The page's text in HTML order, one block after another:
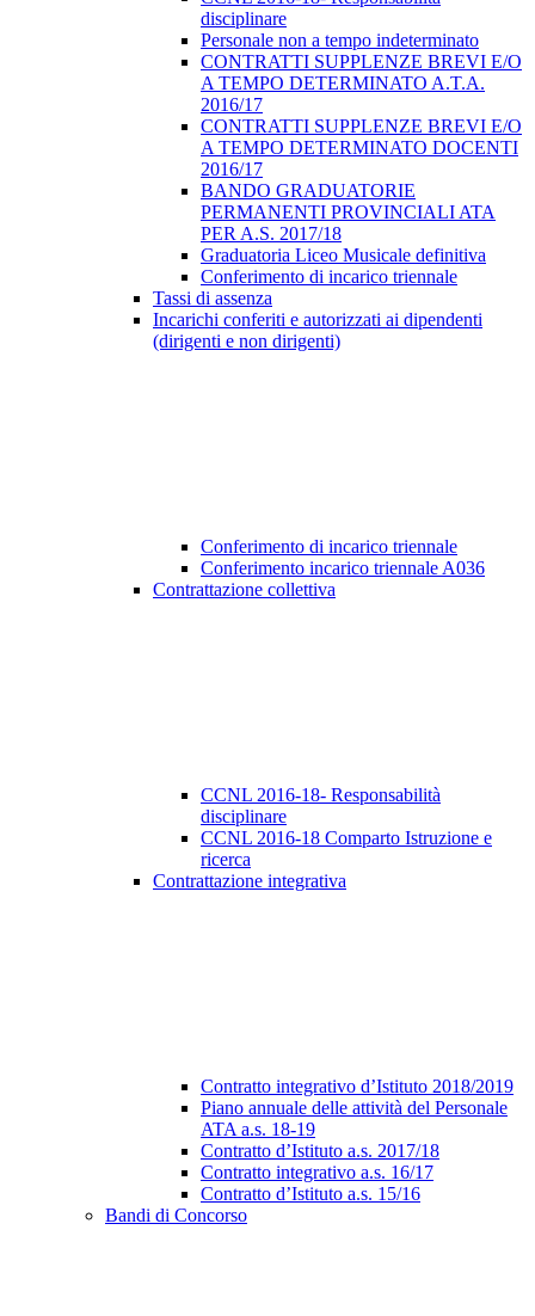
disciplinare
Personale non a tempo indeterminato
CONTRATTI SUPPLENZE BREVI E/O
A TEMPO DETERMINATO A.T.A.
2016/17
CONTRATTI SUPPLENZE BREVI E/O
A TEMPO DETERMINATO DOCENTI
2016/17
BANDO GRADUATORIE
PERMANENTI PROVINCIALI ATA
PER A.S. 2017/18
Graduatoria Liceo Musicale definitiva
Conferimento di incarico triennale
Tassi di assenza
Incarichi conferiti e autorizzati ai dipendenti
(dirigenti e non dirigenti)
Conferimento di incarico triennale
Conferimento incarico triennale A036
Contrattazione collettiva
CCNL 2016-18- Responsabilità
disciplinare
CCNL 2016-18 Comparto Istruzione e
ricerca
Contrattazione integrativa
Contratto integrativo d’Istituto 2018/2019
Piano annuale delle attività del Personale
ATA a.s. 18-19
Contratto d’Istituto a.s. 2017/18
Contratto integrativo a.s. 16/17
Contratto d’Istituto a.s. 15/16
Bandi di Concorso